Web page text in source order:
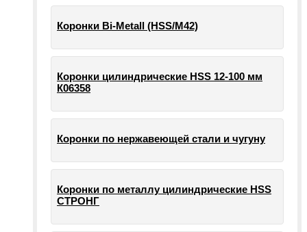
Коронки Bi-Metall (HSS/М42)
Коронки цилиндрические HSS 12-100 мм
К06358
Коронки по нержавеющей стали и чугуну
Коронки по металлу цилиндрические HSS
СТРОНГ